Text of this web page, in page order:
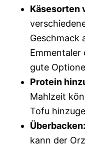
Käsesorten
Geschmack
Emmentaler
gute
Protein
Mahlzeit
Tofu
Überbacken:
kann der